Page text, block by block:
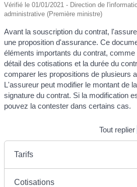
Vérifié le 01/01/2021 - Direction de
administrative (Première ministre)
Avant la souscription du contrat,
une proposition d'assurance. Ce
éléments importants du contrat, comme
détail des cotisations et la durée du
comparer les propositions de plusieurs
L'assureur peut modifier le montant de
signature du contrat. Si la modification
pouvez la contester dans certains cas.
Tout replier
Tarifs
Cotisations